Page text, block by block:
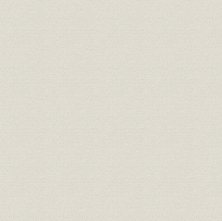
社訓 三井家憲第二草案 明治二四
経営;社訓 ロイスレル氏意見書
明治二四
年七月廿日
経営;規則 三井家仮評議会規則 明治二四
経営 三井家仮評議会議事録
明治二四
年五月三
経営;規則 三井組 諸規則留(抄) 明治廿六
財務・業績
明治廿五年下半季 大元方勘定目
録
明治廿五
財務・業績 物産会社営業実況報告并意見書 明治二四
経営
三井物産会社改革将来必要之廉
明治二四年